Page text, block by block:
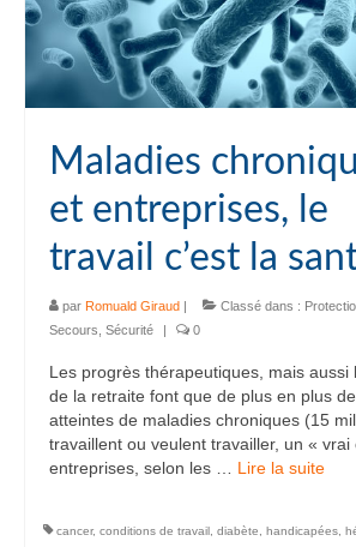
Maladies
et entreprises, le
travail c’est la
par Romuald Giraud | Classé dans :
Secours Sécurité | 0
Les progrès thérapeutiques, mais aussi
de la retraite font que de plus en plus
atteintes de maladies chroniques (15
travaillent ou veulent travailler, un «
entreprises, selon les … Lire la suite­­
cancer, conditions de travail diabète handicapées